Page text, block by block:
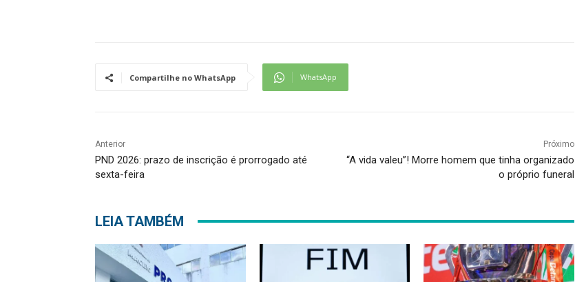
Compartilhe no WhatsApp WhatsApp
Anterior
PND 2026: prazo de inscrição é prorrogado até
sexta-feira
Próximo
“A vida valeu”! Morre homem que tinha organizado
o próprio funeral
LEIA TAMBÉM